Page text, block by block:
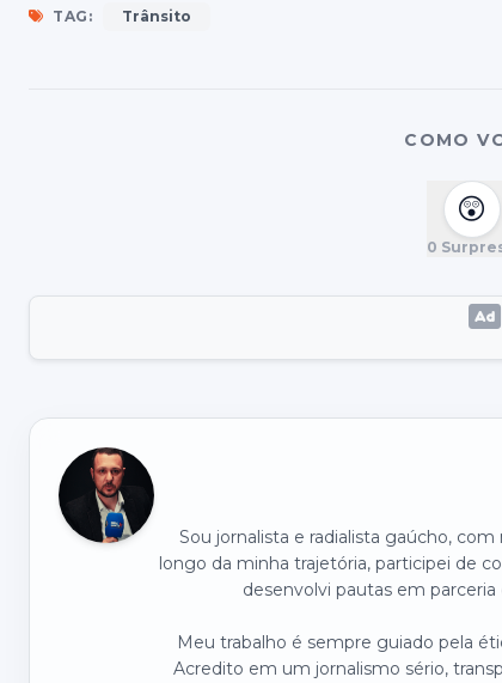
TAG: Trânsito
COMO
😲
0
Sou jornalista e radialista gaúcho,
longo da minha trajetória, participei de
desenvolvi pautas em
Meu trabalho é sempre guiado pela
Acredito em um jornalismo sério,